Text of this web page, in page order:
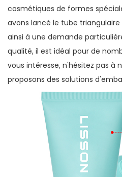
cosmétiques de formes
avons lancé le tube
ainsi à une demande
qualité, il est idéal pour de
vous intéresse, n'hésitez pas à
proposons des solutions